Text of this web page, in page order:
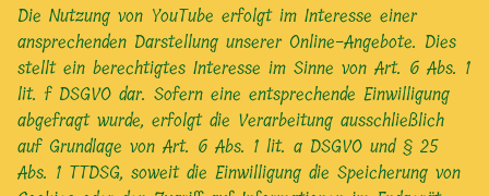
Die Nutzung von YouTube erfolgt im Interesse einer
ansprechenden Darstellung unserer Online-Angebote. Dies
stellt ein berechtigtes Interesse im Sinne von Art. 6 Abs. 1
lit. f DSGVO dar. Sofern eine entsprechende Einwilligung
abgefragt wurde, erfolgt die Verarbeitung ausschließlich
auf Grundlage von Art. 6 Abs. 1 lit. a DSGVO und § 25
Abs. 1 TTDSG, soweit die Einwilligung die Speicherung von